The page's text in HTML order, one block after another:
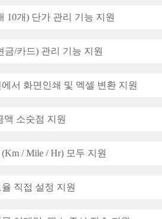
10개) 단가 관리 기능 지원
금/카드) 관리 기능 지원
에서 화면인쇄 및 엑셀 변환 지원
액 소숫점 지원
/ Mile / Hr) 모두 지원
직접 설정 지원